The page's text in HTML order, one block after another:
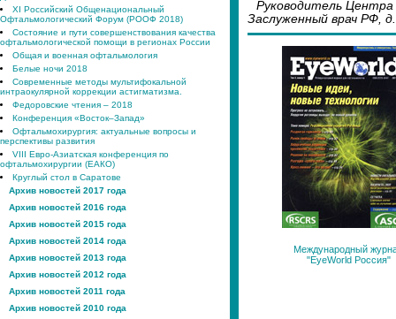
XI Российский Общенациональный
Офтальмологический Форум (РООФ 2018)
Состояние и пути совершенствования качества
офтальмологической помощи в регионах России
Общая и военная офтальмология
Белые ночи 2018
Современные методы мультифокальной
интраокулярной коррекции астигматизма.
Федоровские чтения – 2018
Конференция «Восток–Запад»
Офтальмохирургия: актуальные вопросы и
перспективы развития
VIII Евро-Азиатская конференция по
офтальмохирургии (ЕАКО)
Круглый стол в Саратове
Архив новостей 2017 года
Архив новостей 2016 года
Архив новостей 2015 года
Архив новостей 2014 года
Архив новостей 2013 года
Архив новостей 2012 года
Архив новостей 2011 года
Архив новостей 2010 года
Руководитель
Заслуженный врач РФ,
Международный
"EyeWorld Россия"